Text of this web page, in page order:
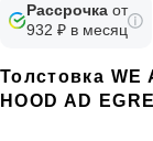
Рассрочка от
932 ₽ в месяц
Толстовка WE
HOOD AD